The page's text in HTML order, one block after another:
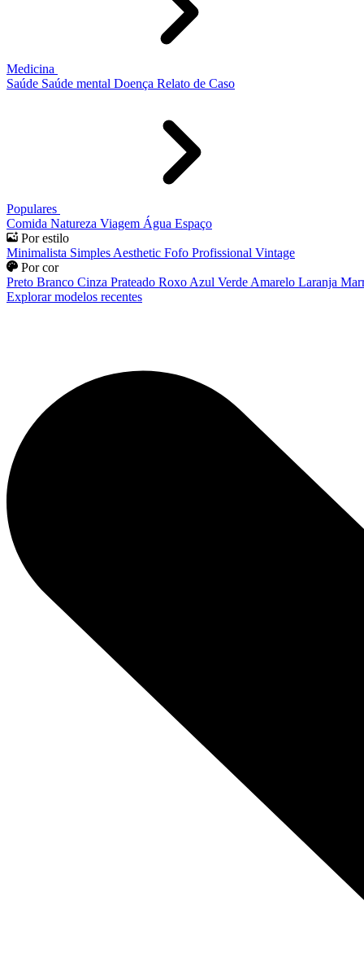
Medicina
Saúde Saúde mental Doença Relato de Caso
Populares
Comida Natureza Viagem Água Espaço
Por estilo
Minimalista Simples Aesthetic Fofo Profissional Vintage
Por cor
Preto Branco Cinza Prateado Roxo Azul Verde Amarelo Laranja
Explorar modelos recentes